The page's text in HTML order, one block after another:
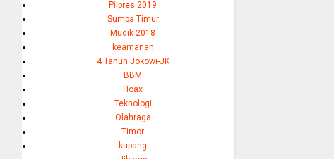
Pilpres 2019
Sumba Timur
Mudik 2018
keamanan
4 Tahun Jokowi-JK
BBM
Hoax
Teknologi
Olahraga
Timor
kupang